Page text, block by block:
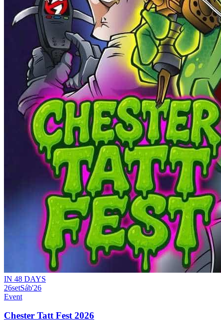
IN 48 DAYS
26setSáb'26
Event
Chester Tatt Fest 2026